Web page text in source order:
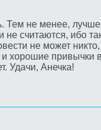
Тем не менее,
считаются, ибо
не может
хорошие привычки
Удачи, Анечка!